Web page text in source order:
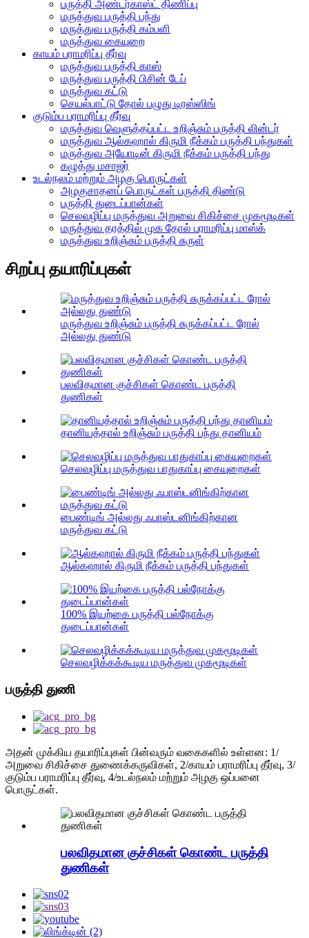
பருத்தி அண்டர்காஸ்ட் திணிப்பு
மருத்துவ பருத்தி பந்து
மருத்துவ பருத்தி கம்பளி
மருத்துவ கையுறை
காயம் பராமரிப்பு தீர்வு
மருத்துவ பருத்தி காஸ்
மருத்துவ பருத்தி பிசின் டேப்
மருத்துவ கட்டு
செயல்பாட்டு தோல் பழுது டிரஸ்ஸிங்
குடும்ப பராமரிப்பு தீர்வு
மருத்துவ வெளுத்தப்பட்ட உறிஞ்சும் பருத்தி லின்டர்
மருத்துவ ஆல்கஹால் கிருமி நீக்கம் பருத்தி பந்துகள்
மருத்துவ அயோடின் கிருமி நீக்கம் பருத்தி பந்து
கழுத்து மசாஜர்
உடல்நலம் மற்றும் அழகு பொருட்கள்
அழகுசாதனப் பொருட்கள் பருத்தி திண்டு
பருத்தி துடைப்பான்கள்
செலவழிப்பு மருத்துவ அறுவை சிகிச்சை முகமூடிகள்
மருத்துவ தரத்தில் முக தோல் பராமரிப்பு மாஸ்க்
மருத்துவ உறிஞ்சும் பருத்தி சுருள்
சிறப்பு தயாரிப்புகள்
மருத்துவ உறிஞ்சும் பருத்தி சுருக்கப்பட்ட ரோல்
அல்லது துண்டு
பலவிதமான குச்சிகள் கொண்ட பருத்தி
துணிகள்
தானியத்தால் உறிஞ்சும் பருத்தி பந்து தானியம்
செலவழிப்பு மருத்துவ பாதுகாப்பு கையுறைகள்
பைண்டிங் அல்லது ஃபாஸ்டனிங்கிற்கான
மருத்துவ கட்டு
ஆல்கஹால் கிருமி நீக்கம் பருத்தி பந்துகள்
100% இயற்கை பருத்தி பல்நோக்கு
துடைப்பான்கள்
செலவழிக்கக்கூடிய மருத்துவ முகமூடிகள்
பருத்தி துணி
அதன் முக்கிய தயாரிப்புகள் பின்வரும் வகைகளில் உள்ளன: 1/
அறுவை சிகிச்சை துணைக்கருவிகள், 2/காயம் பராமரிப்பு தீர்வு, 3/
குடும்ப பராமரிப்பு தீர்வு, 4/உடல்நலம் மற்றும் அழகு ஒப்பனை
பொருட்கள்.
பலவிதமான குச்சிகள் கொண்ட பருத்தி
துணிகள்